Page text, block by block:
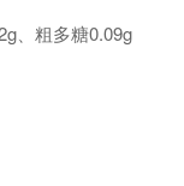
、粗多糖0.09g